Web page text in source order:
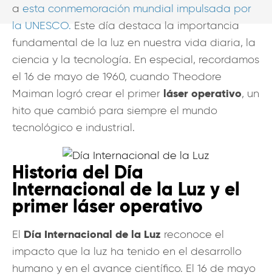
a esta conmemoración mundial impulsada por
la UNESCO. Este día destaca la importancia
fundamental de la luz en nuestra vida diaria, la
ciencia y la tecnología. En especial, recordamos
el 16 de mayo de 1960, cuando Theodore
Maiman logró crear el primer láser operativo, un
hito que cambió para siempre el mundo
tecnológico e industrial.
Historia del Día
Internacional de la Luz y el
primer láser operativo
El Día Internacional de la Luz reconoce el
impacto que la luz ha tenido en el desarrollo
humano y en el avance científico. El 16 de mayo